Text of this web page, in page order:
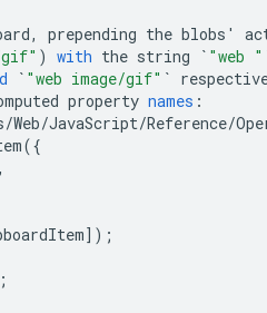
, prepending the blobs '
gif" ) with the string ` "web "
` "web image/gif" `
property names :
/Web/JavaScript/Reference/
({
,
] );